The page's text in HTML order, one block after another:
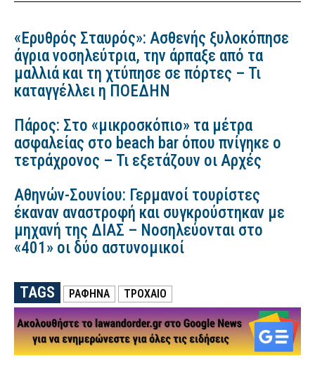
«Ερυθρός Σταυρός»: Ασθενής ξυλοκόπησε
άγρια νοσηλεύτρια, την άρπαξε από τα
μαλλιά και τη χτύπησε σε πόρτες – Τι
καταγγέλλει η ΠΟΕΔΗΝ
Πάρος: Στο «μικροσκόπιο» τα μέτρα
ασφαλείας στο beach bar όπου πνίγηκε ο
τετράχρονος – Τι εξετάζουν οι Αρχές
Αθηνών-Σουνίου: Γερμανοί τουρίστες
έκαναν αναστροφή και συγκρούστηκαν με
μηχανή της ΔΙΑΣ – Νοσηλεύονται στο
«401» οι δύο αστυνομικοί
TAGS ΡΑΦΗΝΑ ΤΡΟΧΑΙΟ